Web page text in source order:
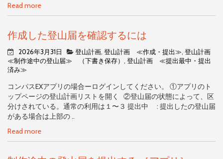
Read more
作成した登山届を確認するには
2026年3月31日 登山計画, 登山計画 ≪作成・提出≫, 登山計画
≪制作途中の登山届≫ （下書き保存） , 登山計画 ≪提出最中・提出
済み≫
コンパスEXアプリの場合ーログインしてください。 ①アプリのト
ップページの登山計画リストを開く ②登山届の状態によって、区
分けされている。通常の利用は１〜３ 提出中 : 提出したの登山届
がある場合は上部の ..
Read more